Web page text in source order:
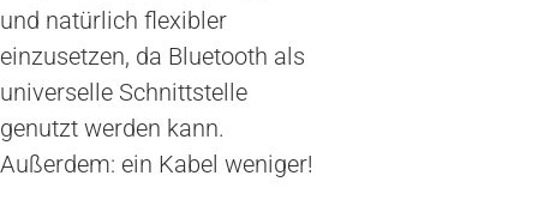
und natürlich flexibler
einzusetzen, da Bluetooth als
universelle Schnittstelle
genutzt werden kann.
Außerdem: ein Kabel weniger!